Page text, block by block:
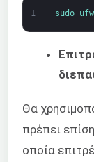
1 sudo ufw
Θα
πρέπει
οποία